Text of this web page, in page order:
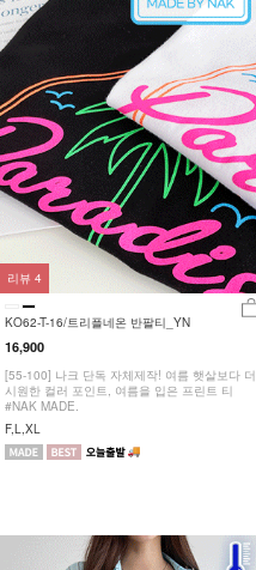
KO62-T-16/트리플네온 반팔티_YN
16,900
[55-100] 나크 단독 자체제작! 여름 햇살보다 더
시원한 컬러 포인트, 여름을 입은 프린트 티
#NAK MADE.
F,L,XL
리뷰 4